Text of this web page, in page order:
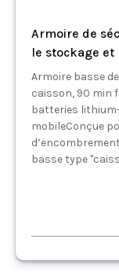
Armoire de
le stockage
Armoire basse
caisson, 90 min
batteries
mobileConçue
basse type